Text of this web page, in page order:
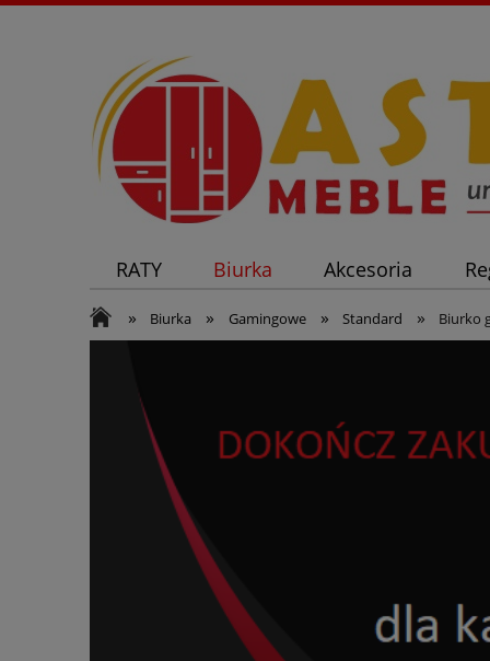
RATY Biurka Akcesoria
» Biurka » Gamingowe » Standard » Biurko